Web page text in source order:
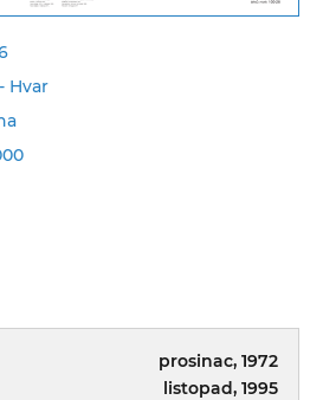
Hvar
prosinac, 1972
listopad, 1995